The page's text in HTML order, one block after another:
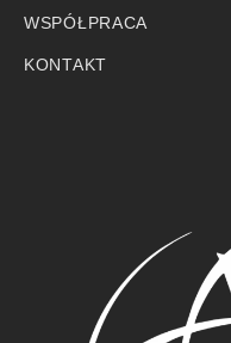
WSPÓŁPRACA
KONTAKT